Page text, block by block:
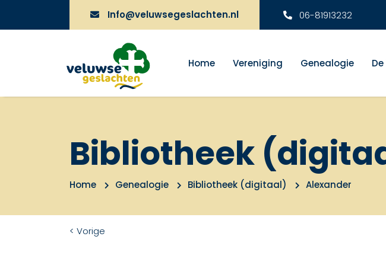
Info@veluwsegeslachten.nl 06-81913232
Home Vereniging Genealogie
Bibliotheek
Home Genealogie Bibliotheek (digitaal) Alexander
< Vorige